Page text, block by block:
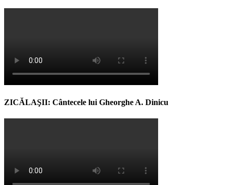
ZICĂLAŞII: Cântecele lui Gheorghe A. Dinicu